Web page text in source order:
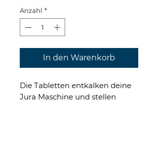
Anzahl *
In den Warenkorb
Die Tabletten entkalken deine
Jura Maschine und stellen